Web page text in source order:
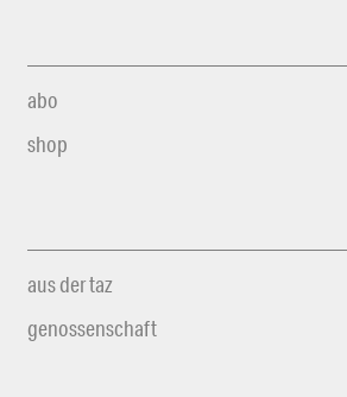
abo
shop
aus der taz
genossenschaft